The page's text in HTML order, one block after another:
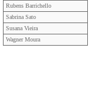
Rubens Barrichello
Sabrina Sato
Susana Vieira
Wagner Moura